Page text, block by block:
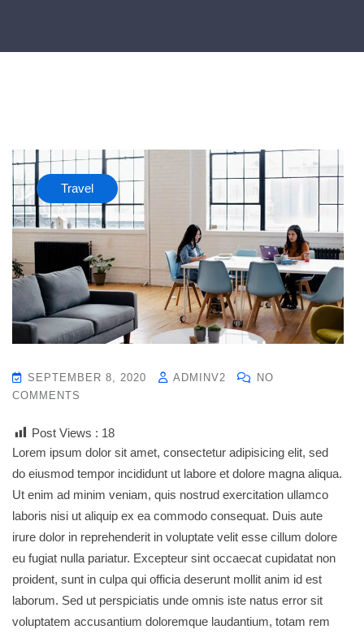
Travel
SEPTEMBER 8, 2020 ADMINV2
NO
COMMENTS
Post Views : 18
Lorem ipsum dolor sit amet, consectetur adipisicing elit, sed
do eiusmod tempor incididunt ut labore et dolore magna aliqua.
Ut enim ad minim veniam, quis nostrud exercitation ullamco
laboris nisi ut aliquip ex ea commodo consequat. Duis aute
irure dolor in reprehenderit in voluptate velit esse cillum dolore
eu fugiat nulla pariatur. Excepteur sint occaecat cupidatat non
proident, sunt in culpa qui officia deserunt mollit anim id est
laborum. Sed ut perspiciatis unde omnis iste natus error sit
voluptatem accusantium doloremque laudantium, totam rem